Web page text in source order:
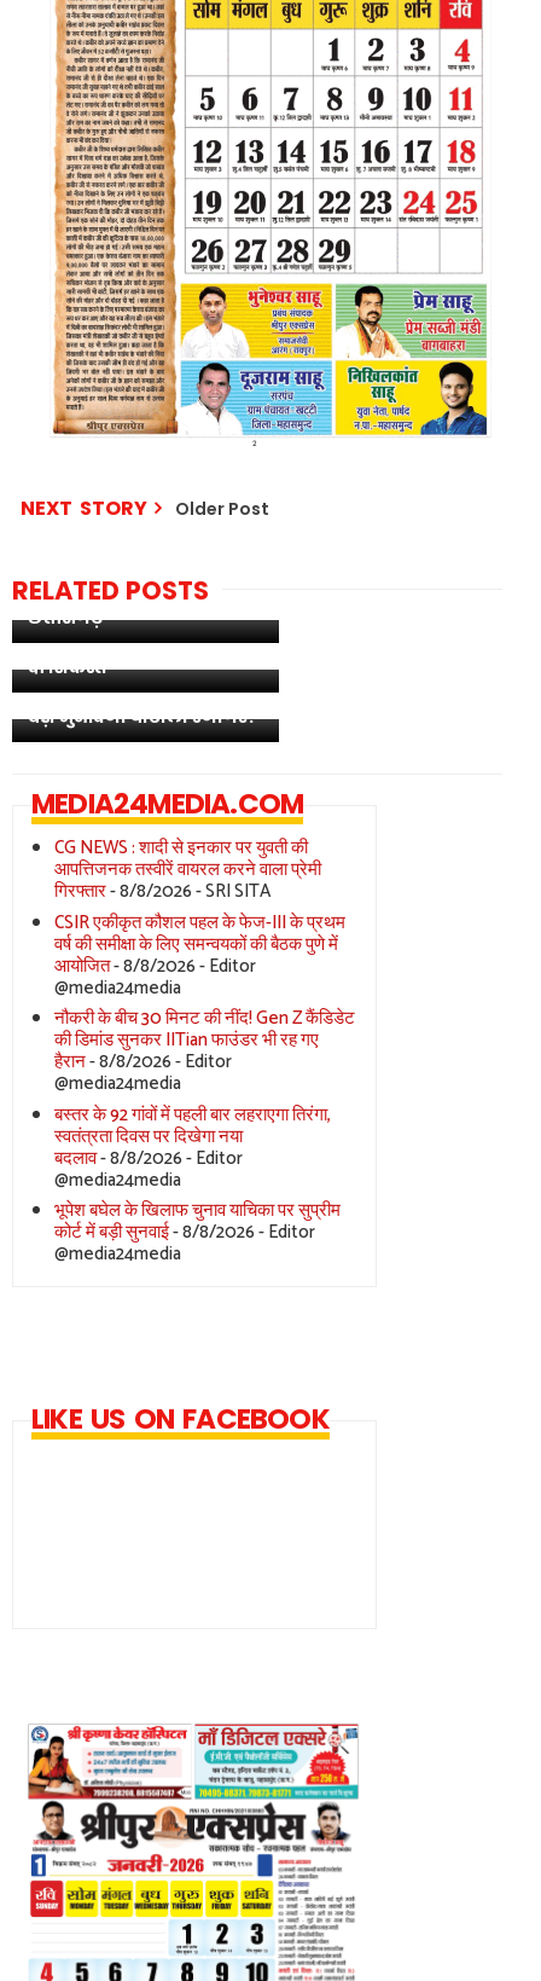
NEXT STORY Older Post
RELATED POSTS
निवेशकों का नया भरोसा बना
छत्तीसगढ़
फ़ीफ़ा वर्ल्ड कप 2026: स्पेन
फिर बना वर्ल्ड चैंपियन, फेरान
टॉरेस के गोल से अर्जेंटीना को
दी शिकस्त
मुर्दों को सांप से कटवाकर रचती
थी फर्जी खेल, बिलासपुर का
बड़ा मुआवजा घोटाला उजागर!
MEDIA24MEDIA.COM
CG NEWS : शादी से इनकार पर युवती की
आपत्तिजनक तस्वीरें वायरल करने वाला प्रेमी
गिरफ्तार- 8/8/2026- SRI SITA
CSIR एकीकृत कौशल पहल के फेज-III के प्रथम
वर्ष की समीक्षा के लिए समन्वयकों की बैठक पुणे में
आयोजित- 8/8/2026- Editor
@media24media
नौकरी के बीच 30 मिनट की नींद! Gen Z कैंडिडेट
की डिमांड सुनकर IITian फाउंडर भी रह गए
हैरान- 8/8/2026- Editor
@media24media
बस्तर के 92 गांवों में पहली बार लहराएगा तिरंगा,
स्वतंत्रता दिवस पर दिखेगा नया
बदलाव- 8/8/2026- Editor
@media24media
भूपेश बघेल के खिलाफ चुनाव याचिका पर सुप्रीम
कोर्ट में बड़ी सुनवाई- 8/8/2026- Editor
@media24media
LIKE US ON FACEBOOK